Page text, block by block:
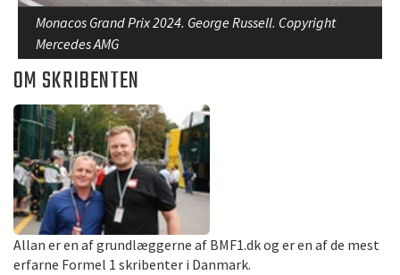
Monacos Grand Prix 2024. George Russell. Copyright
Mercedes AMG
OM SKRIBENTEN
Allan er en af grundlæggerne af BMF1.dk og er en af de mest
erfarne Formel 1 skribenter i Danmark.